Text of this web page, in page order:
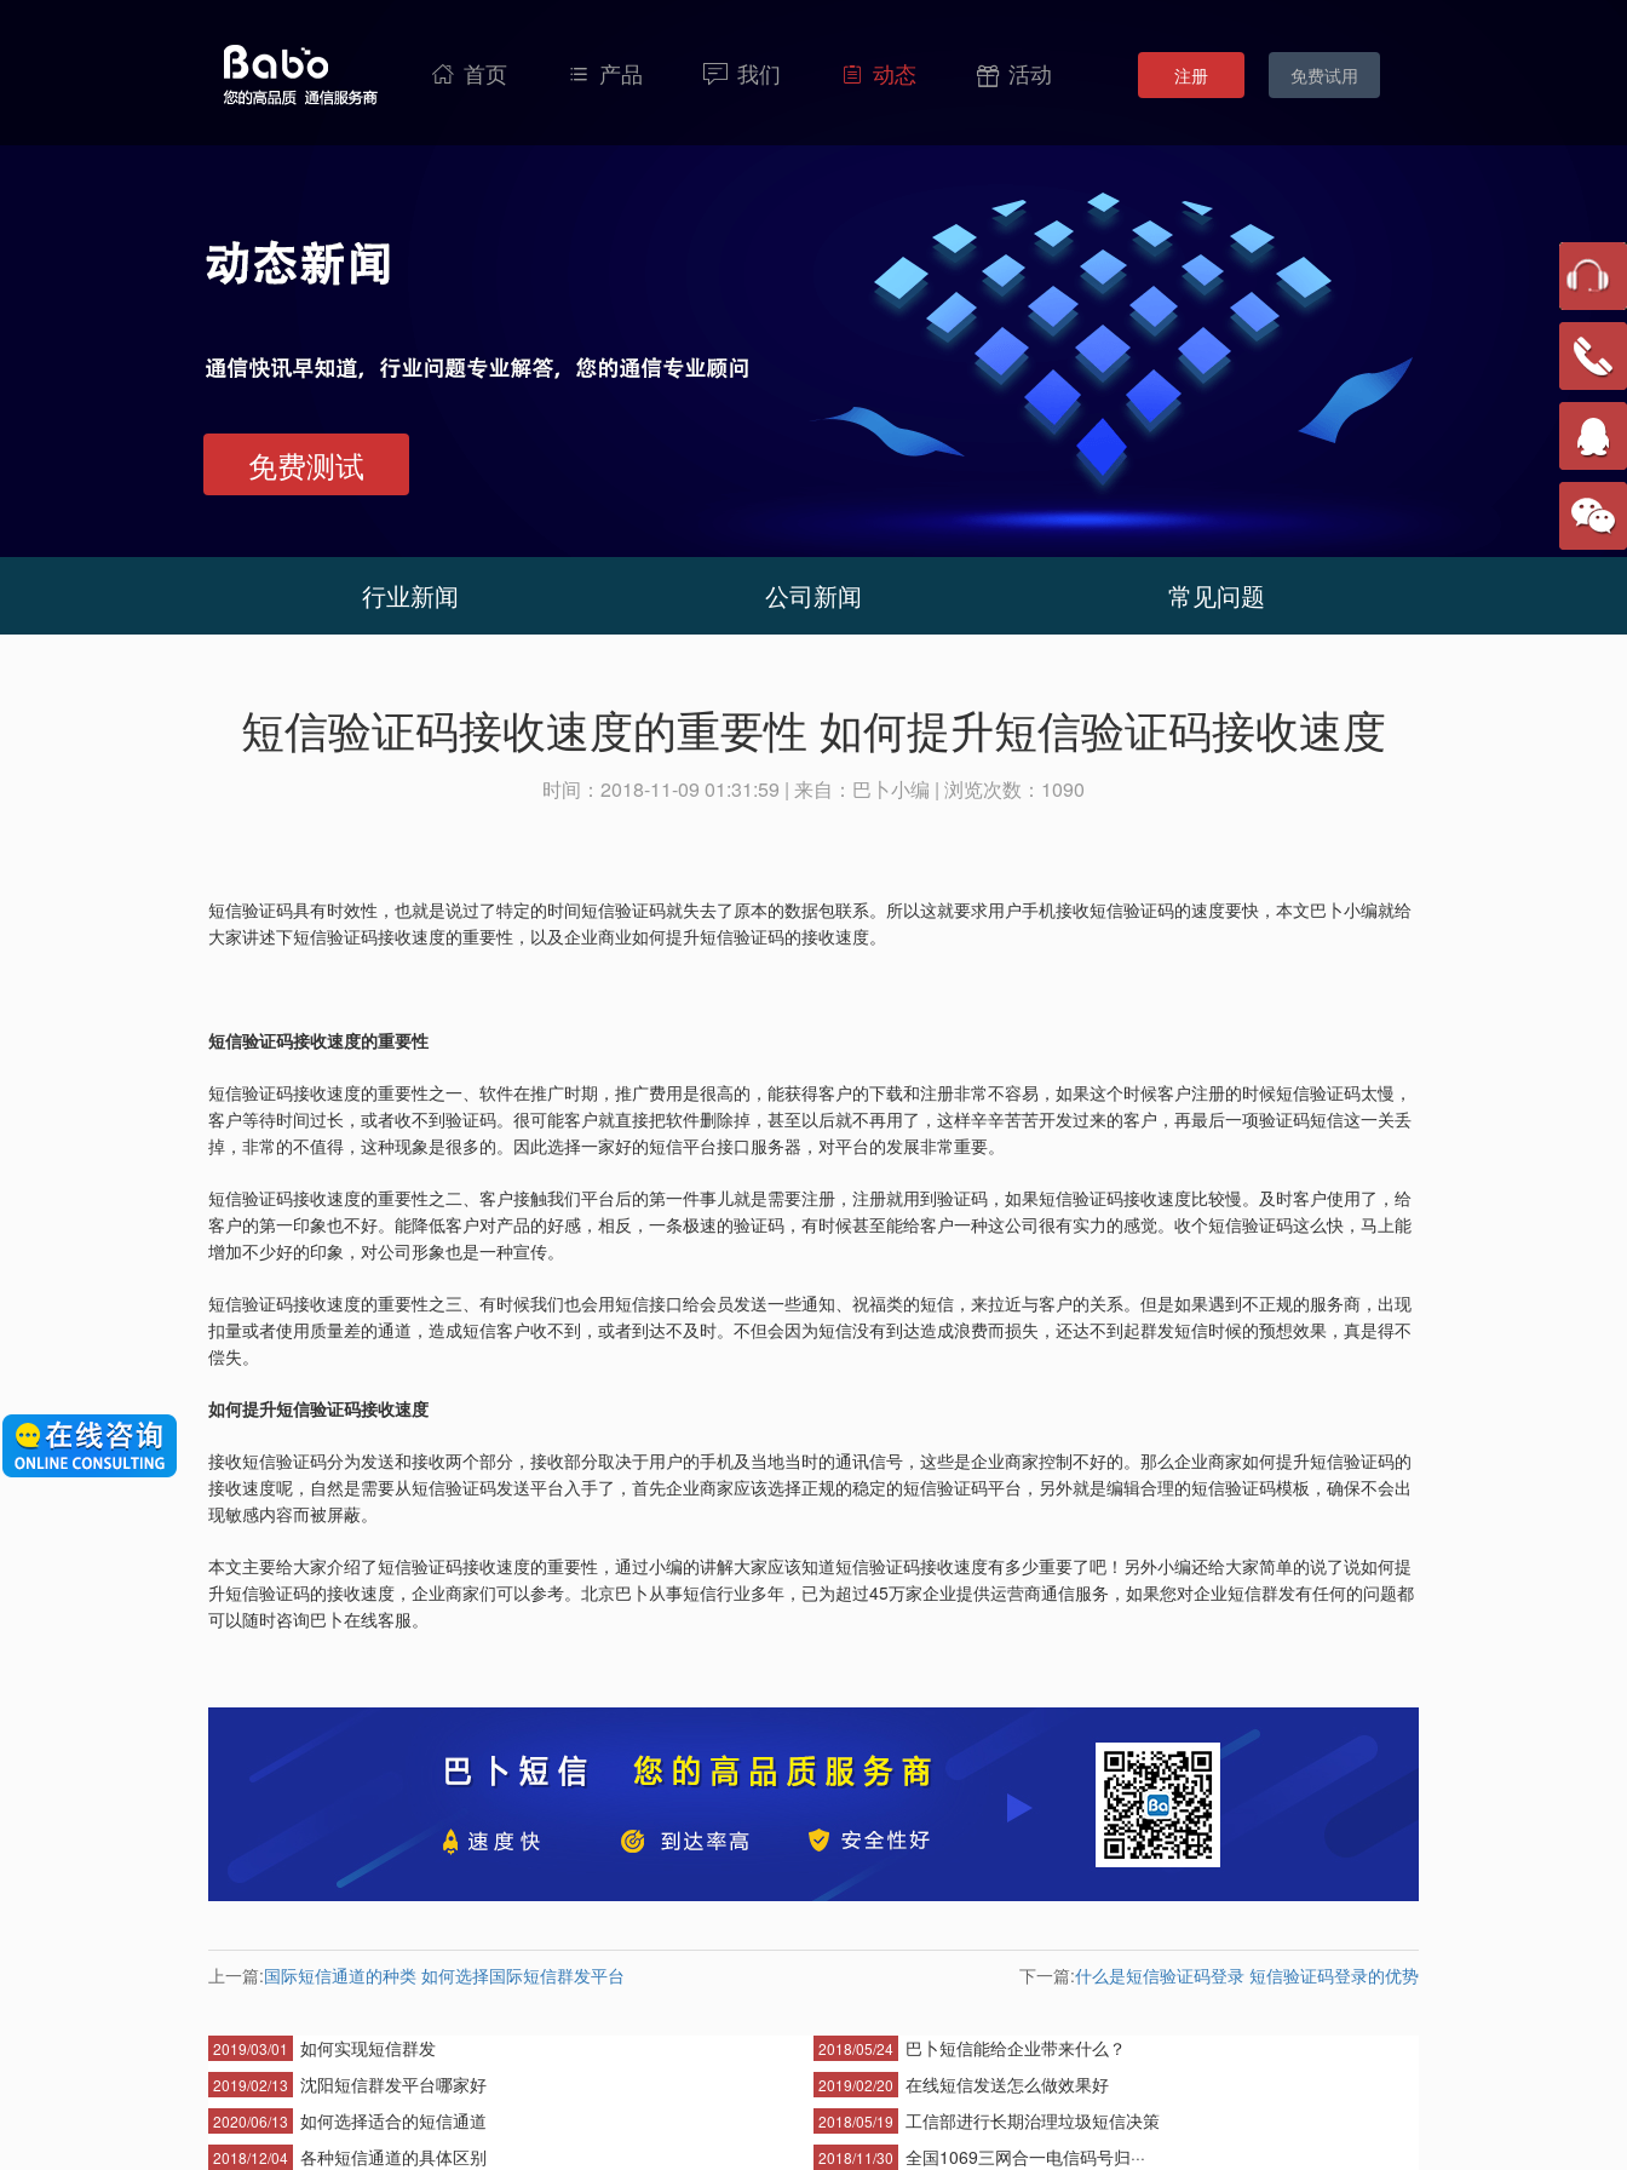
注册 免费试用
 首页  产品  我们  动态  活动
免费测试
行业新闻 公司新闻 常见问题
短信验证码接收速度的重要性 如何提升短信验证码接收速度
时间： 2018-11-09 01:31:59 | 来自： 巴卜小编 | 浏览次数： 1090
短信验证码具有时效性，也就是说过了特定的时间短信验证码就失去了原本的数据包联系。所以这就要求用户手机接收短信验证码的速度要快，本文巴卜小编就给
大家讲述下短信验证码接收速度的重要性，以及企业商业如何提升短信验证码的接收速度。
短信验证码接收速度的重要性
短信验证码接收速度的重要性之一、软件在推广时期，推广费用是很高的，能获得客户的下载和注册非常不容易，如果这个时候客户注册的时候短信验证码太慢，
客户等待时间过长，或者收不到验证码。很可能客户就直接把软件删除掉，甚至以后就不再用了，这样辛辛苦苦开发过来的客户，再最后一项验证码短信这一关丢
掉，非常的不值得，这种现象是很多的。因此选择一家好的短信平台接口服务器，对平台的发展非常重要。
短信验证码接收速度的重要性之二、客户接触我们平台后的第一件事儿就是需要注册，注册就用到验证码，如果短信验证码接收速度比较慢。及时客户使用了，给
客户的第一印象也不好。能降低客户对产品的好感，相反，一条极速的验证码，有时候甚至能给客户一种这公司很有实力的感觉。收个短信验证码这么快，马上能
增加不少好的印象，对公司形象也是一种宣传。
短信验证码接收速度的重要性之三、有时候我们也会用短信接口给会员发送一些通知、祝福类的短信，来拉近与客户的关系。但是如果遇到不正规的服务商，出现
扣量或者使用质量差的通道，造成短信客户收不到，或者到达不及时。不但会因为短信没有到达造成浪费而损失，还达不到起群发短信时候的预想效果，真是得不
偿失。
如何提升短信验证码接收速度
接收短信验证码分为发送和接收两个部分，接收部分取决于用户的手机及当地当时的通讯信号，这些是企业商家控制不好的。那么企业商家如何提升短信验证码的
接收速度呢，自然是需要从短信验证码发送平台入手了，首先企业商家应该选择正规的稳定的短信验证码平台，另外就是编辑合理的短信验证码模板，确保不会出
现敏感内容而被屏蔽。
本文主要给大家介绍了短信验证码接收速度的重要性，通过小编的讲解大家应该知道短信验证码接收速度有多少重要了吧！另外小编还给大家简单的说了说如何提
升短信验证码的接收速度，企业商家们可以参考。北京巴卜从事短信行业多年，已为超过45万家企业提供运营商通信服务，如果您对企业短信群发有任何的问题都
可以随时咨询巴卜在线客服。
上一篇:国际短信通道的种类 如何选择国际短信群发平台 下一篇:什么是短信验证码登录 短信验证码登录的优势
2019/03/01 如何实现短信群发
2019/02/13 沈阳短信群发平台哪家好
2020/06/13 如何选择适合的短信通道
2018/12/04 各种短信通道的具体区别
2018/05/24 巴卜短信能给企业带来什么？
2019/02/20 在线短信发送怎么做效果好
2018/05/19 工信部进行长期治理垃圾短信决策
2018/11/30 全国1069三网合一电信码号归···